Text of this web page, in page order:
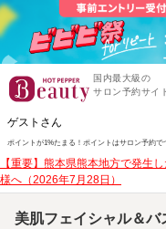
国内最大級の
サロン予約サイ
ゲストさん
ポイントが1%たまる！ ポイントはサロン予約で
【重要】熊本県熊本地方で発生
様へ（2026年7月28日）
美肌フェイシャル＆